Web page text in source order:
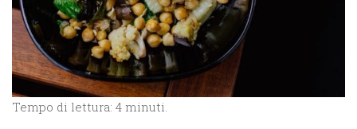
Tempo di lettura: 4 minuti.